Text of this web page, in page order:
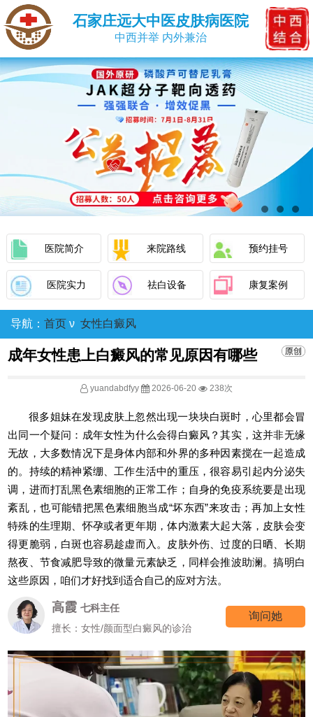
石家庄远大中医皮肤病医院
中西并举 内外兼治
医院简介 来院路线 预约挂号
医院实力 祛白设备 康复案例
导航： 首页 ν 女性白癜风
成年女性患上白癜风的常见原因有哪些
yuandabdfyy 2026-06-20 238次
很多姐妹在发现皮肤上忽然出现一块块白斑时，心里都会冒
出同一个疑问：成年女性为什么会得白癜风？其实，这并非无缘
无故，大多数情况下是身体内部和外界的多种因素搅在一起造成
的。持续的精神紧绷、工作生活中的重压，很容易引起内分泌失
调，进而打乱黑色素细胞的正常工作；自身的免疫系统要是出现
紊乱，也可能错把黑色素细胞当成“坏东西”来攻击；再加上女性
特殊的生理期、怀孕或者更年期，体内激素大起大落，皮肤会变
得更脆弱，白斑也容易趁虚而入。皮肤外伤、过度的日晒、长期
熬夜、节食减肥导致的微量元素缺乏，同样会推波助澜。搞明白
这些原因，咱们才好找到适合自己的应对方法。
高霞 七科主任
擅长：女性/颜面型白癜风的诊治
询问她